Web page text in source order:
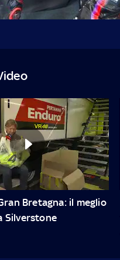
Bretagna: il meglio
Silverstone